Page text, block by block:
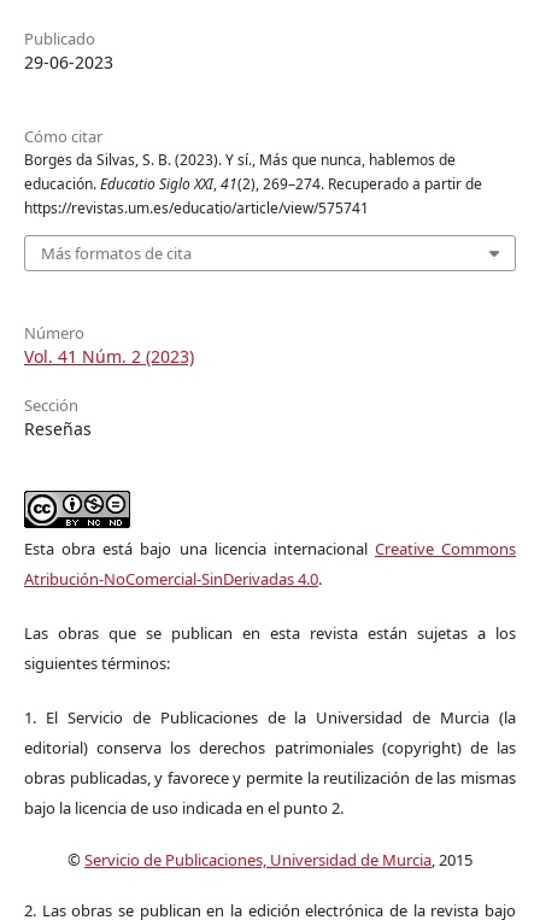
Publicado
29-06-2023
Cómo citar
Borges da Silvas, S. B. (2023). Y sí., Más que nunca, hablemos de
educación.Educatio Siglo XXI,41(2), 269–274. Recuperado a partir de
https://revistas.um.es/educatio/article/view/575741
Más formatos de cita
Número
Vol. 41 Núm. 2 (2023)
Sección
Reseñas
Esta obra está bajo una licencia internacional Creative Commons
Atribución-NoComercial-SinDerivadas 4.0.
Las obras que se publican en esta revista están sujetas a los
siguientes términos:
1. El Servicio de Publicaciones de la Universidad de Murcia (la
editorial) conserva los derechos patrimoniales (copyright) de las
obras publicadas, y favorece y permite la reutilización de las mismas
bajo la licencia de uso indicada en el punto 2.
©Servicio de Publicaciones, Universidad de Murcia, 2015
2. Las obras se publican en la edición electrónica de la revista bajo